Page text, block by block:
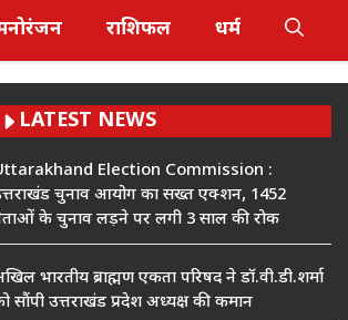
राशिफल धर्म
LATEST NEWS
Election Commission :
चुनाव आयोग का सख्त एक्शन, 1452
के चुनाव लड़ने पर लगी 3 साल की रोक
भारतीय ब्राह्मण एकता परिषद ने डॉ.वी.डी.शर्मा
सौंपी उत्तराखंड प्रदेश अध्यक्ष की कमान